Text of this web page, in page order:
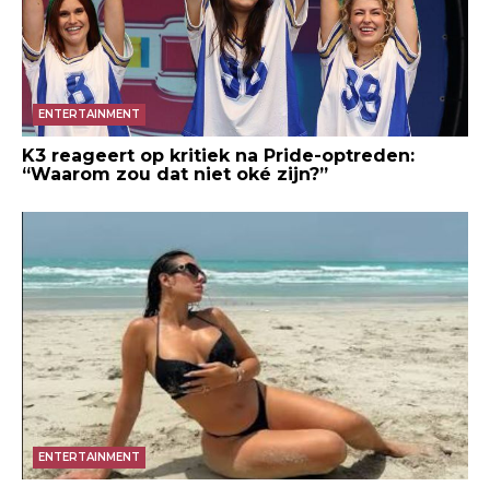
ENTERTAINMENT
K3 reageert op kritiek na Pride-optreden:
“Waarom zou dat niet oké zijn?”
ENTERTAINMENT